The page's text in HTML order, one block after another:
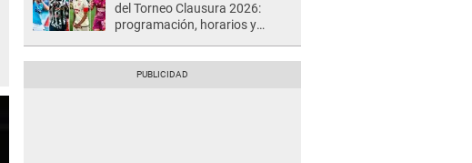
del Torneo Clausura 2026:
programación, horarios y